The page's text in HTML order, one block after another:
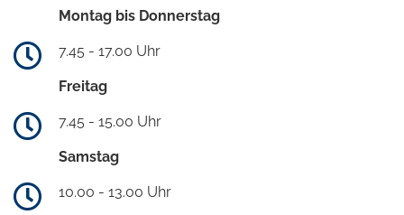
Montag bis Donnerstag
7.45 - 17.00 Uhr
Freitag
7.45 - 15.00 Uhr
Samstag
10.00 - 13.00 Uhr